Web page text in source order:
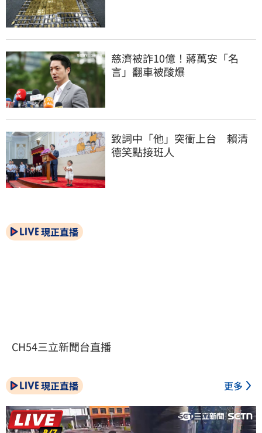
慈濟被詐10億！蔣萬安「名
言」翻車被酸爆
致詞中「他」突衝上台　賴清
德笑點接班人
現正直播
CH54三立新聞台直播
現正直播 更多